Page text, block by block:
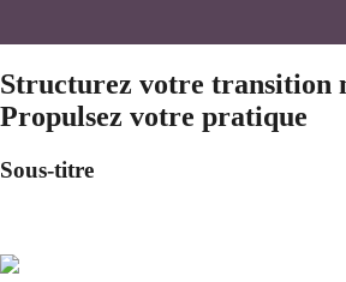
Structurez votre transition
Propulsez votre pratique
Sous-titre